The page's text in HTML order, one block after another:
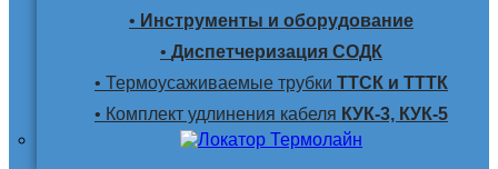
• Инструменты и оборудование
• Диспетчеризация СОДК
• Термоусаживаемые трубки ТТСК и ТТТК
• Комплект удлинения кабеля КУК-3, КУК-5